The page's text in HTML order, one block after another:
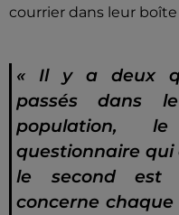
courrier dans leur
« Il y a deux
passés dans
population,
questionnaire
le second est
concerne